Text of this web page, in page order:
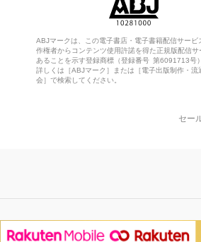
ABJマークは、この電子書店・電子書籍配信サービ
作権者からコンテンツ使用許諾を得た正規版配信サ
あることを示す登録商標（登録番号 第6091713号
詳しくは［ABJマーク］または［電子出版制作・流
会］で検索してください。
セー